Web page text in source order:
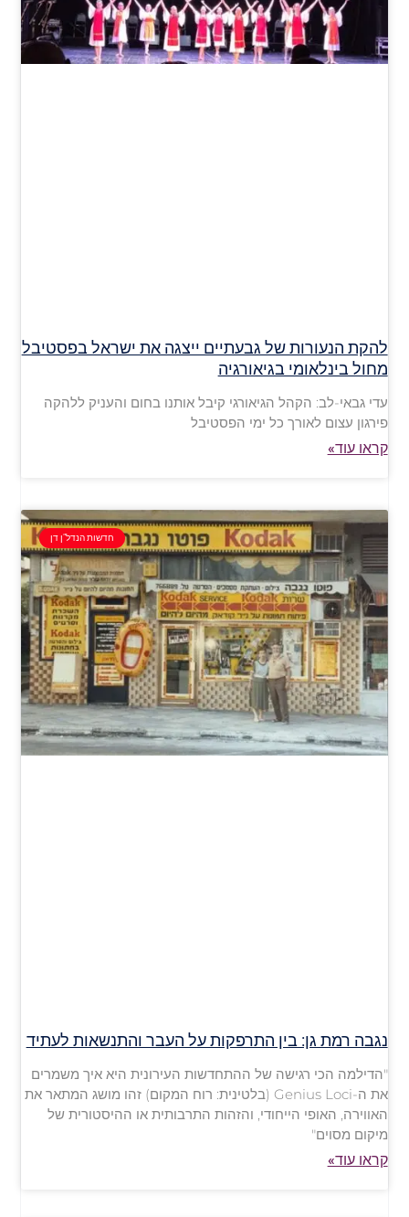
להקת הנעורות של גבעתיים ייצגה את ישראל בפסטיבל
מחול בינלאומי בגיאורגיה
עדי גבאי-לב: הקהל הגיאורגי קיבל אותנו בחום והעניק ללהקה
פירגון עצום לאורך כל ימי הפסטיבל
קראו עוד»
חדשות הנדל"ן דן
נגבה רמת גן: בין התרפקות על העבר והתנשאות לעתיד
"הדילמה הכי רגישה של ההתחדשות העירונית היא איך משמרים
את ה-Genius Loci (בלטינית: רוח המקום) זהו מושג המתאר את
האווירה, האופי הייחודי, והזהות התרבותית או ההיסטורית של
מיקום מסוים"
קראו עוד»